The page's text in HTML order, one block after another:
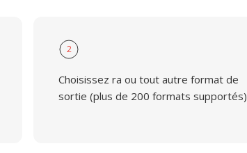
2
Choisissez ra ou tout autre format de
sortie (plus de 200 formats supportés)